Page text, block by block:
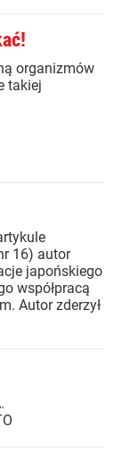
organizmów
takiej
16) autor
japońskiego
współpracą
Autor zderzył